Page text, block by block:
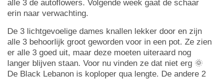
alle 3 de autoflowers. Volgende week gaat de schaar
erin naar verwachting.
De 3 lichtgevoelige dames knallen lekker door en zijn
alle 3 behoorlijk groot geworden voor in een pot. Ze zien
er alle 3 goed uit, maar deze moeten uiteraard nog
langer blijven staan. Voor nu vinden ze dat niet erg 🌞
De Black Lebanon is koploper qua lengte. De andere 2